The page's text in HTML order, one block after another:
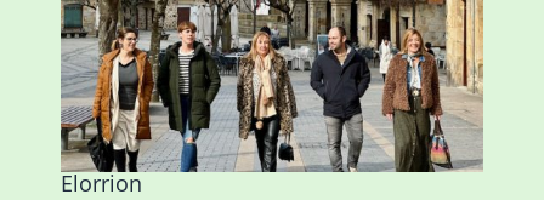
Mankomunitateko gizarte-langileak
presentzia indartu du Abadiñon eta
Elorrion